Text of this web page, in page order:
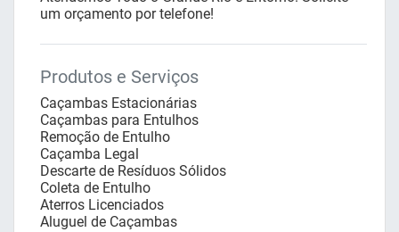
um orçamento por telefone!
Produtos e Serviços
Caçambas Estacionárias
Caçambas para Entulhos
Remoção de Entulho
Caçamba Legal
Descarte de Resíduos Sólidos
Coleta de Entulho
Aterros Licenciados
Aluguel de Caçambas